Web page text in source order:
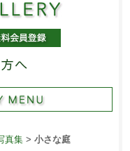
真集> 小さな庭